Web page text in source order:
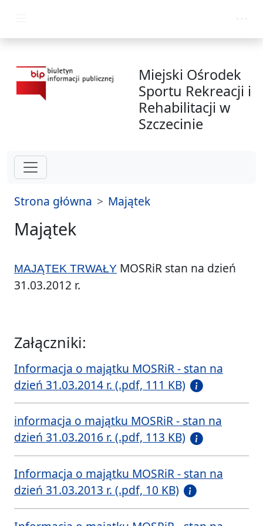
Miejski Ośrodek
Sportu Rekreacji i
Rehabilitacji w
Szczecinie
Strona główna Majątek
Majątek
MAJĄTEK TRWAŁY MOSRiR stan na dzień
31.03.2012 r.
Załączniki:
Informacja o majątku MOSRiR - stan na
dzień 31.03.2014 r. (.pdf, 111 KB)
informacja o majątku MOSRiR - stan na
dzień 31.03.2016 r. (.pdf, 113 KB)
Informacja o majątku MOSRiR - stan na
dzień 31.03.2013 r. (.pdf, 10 KB)